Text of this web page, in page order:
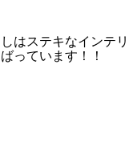
はステキなインテリ
っています！！